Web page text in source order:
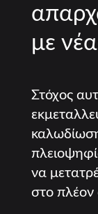
με
Στόχος
να
στο πλέον